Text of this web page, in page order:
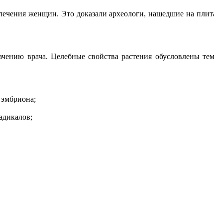
женщин. Это доказали археологи, нашедшие на
врача. Целебные свойства растения обусловлены